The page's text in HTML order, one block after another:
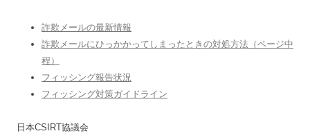
詐欺メールの最新情報
詐欺メールにひっかかってしまったときの対処方法（ページ中
程）
フィッシング報告状況
フィッシング対策ガイドライン
日本CSIRT協議会